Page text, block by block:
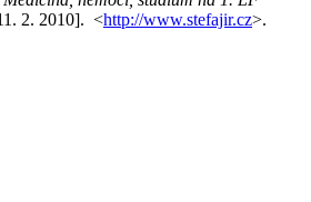
2. 2010]. <http://www.stefajir.cz>.